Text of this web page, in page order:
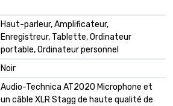
Haut-parleur, Amplificateur,
Enregistreur, Tablette, Ordinateur
portable, Ordinateur personnel
Noir
Audio-Technica AT2020 Microphone et
un câble XLR Stagg de haute qualité de